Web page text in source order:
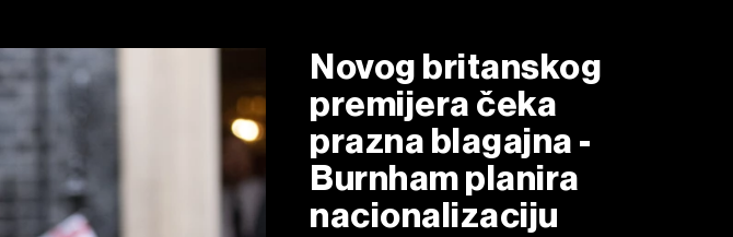
Novog britanskog
premijera čeka
prazna blagajna -
Burnham planira
nacionalizaciju